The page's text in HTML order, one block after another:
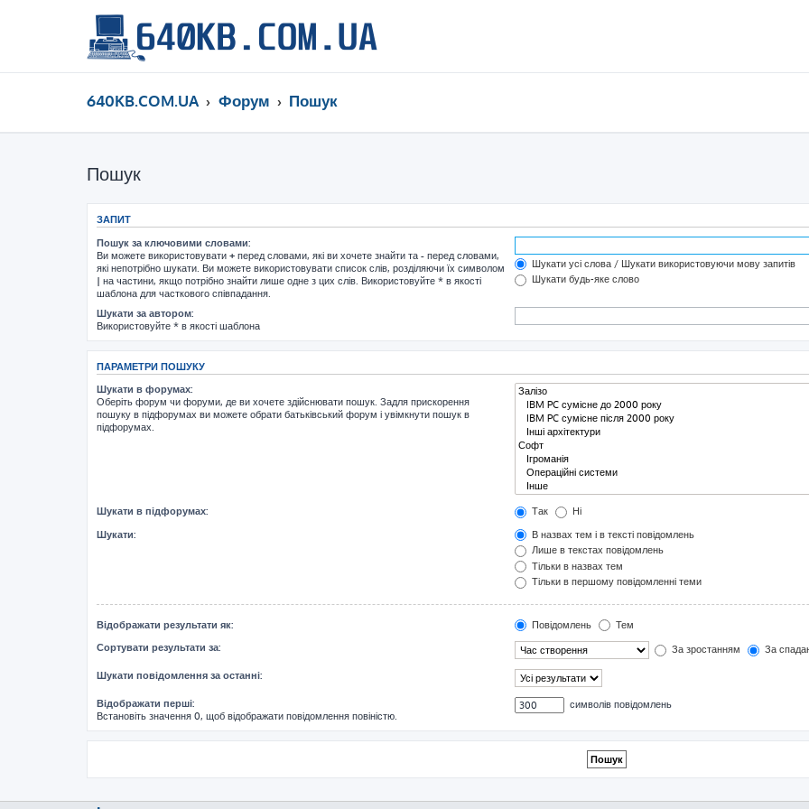
640KB.COM.UA Форум Пошук
Пошук
ЗАПИТ
Пошук за ключовими словами:
Ви можете використовувати + перед словами, які ви хочете знайти та - перед словами,
які непотрібно шукати. Ви можете використовувати список слів, розділяючи їх символом
| на частини, якщо потрібно знайти лише одне з цих слів. Використовуйте * в якості
шаблона для часткового співпадання.
Шукати усі слова / Шукати використовуючи мову запитів
Шукати будь-яке слово
Шукати за автором:
Використовуйте * в якості шаблона
ПАРАМЕТРИ ПОШУКУ
Шукати в форумах:
Оберіть форум чи форуми, де ви хочете здійснювати пошук. Задля прискорення
пошуку в підфорумах ви можете обрати батьківський форум і увімкнути пошук в
підфорумах.
Шукати в підфорумах: Так
Ні
Шукати:
В назвах тем і в тексті повідомлень
Лише в текстах повідомлень
Тільки в назвах тем
Тільки в першому повідомленні теми
Відображати результати як: Повідомлень
Тем
Сортувати результати за:
За зростанням За
Шукати повідомлення за останні:
Відображати перші:
Встановіть значення 0, щоб відображати повідомлення повіністю.
символів повідомлень